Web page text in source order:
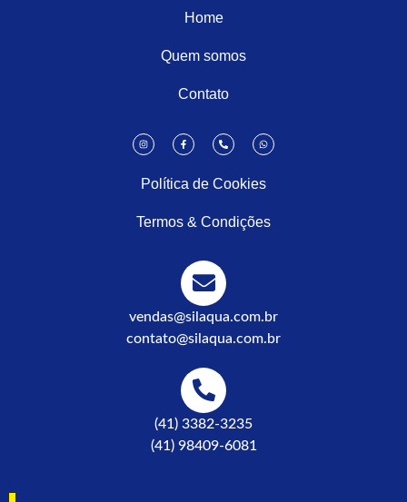
Home
Quem somos
Contato
Política de Cookies
Termos & Condições
vendas@silaqua.com.br
contato@silaqua.com.br
(41) 3382-3235
(41) 98409-6081